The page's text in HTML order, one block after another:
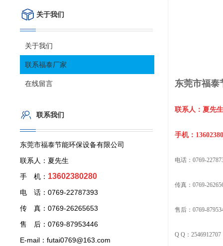
东莞市福泰
联系人：夏先生
手机：
电话：0769-
传真：0769-
售后：0769-
Q Q： 2546912707
关于我们
关于我们
联系福泰厂家
在线留言
联系我们
东莞市福泰节能环保设备有限公司
联系人：夏先生
手 机： 13602380280
电 话：0769-22787393
传 真：0769-26265653
售 后：0769-87953446
E-mail：futai0769@163.com